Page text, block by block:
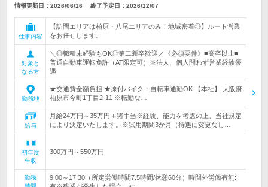
情報更新日：2026/06/16 終了予定日： 2026/12/07
仕事内容
【訪問エリアは柏原・八尾エリアのみ！地域密着◎】ルート営業
をお任せします。
対象と
なる方
＼◎職種未経験もOK◎第二新卒歓迎／《必須要件》■高卒以上■
普通自動車運転免許（AT限定可）※法人、個人問わず営業経験優
遇
勤務地
★交通費全額負担 ★原付バイク・自転車通勤OK 【本社】 大阪府
柏原市今町1丁目2-11 ※転勤な…
給与
月給24万円～35万円＋諸手当※経験、能力を考慮の上、当社規定
により決定いたします。※試用期間3か月（待遇に変更なし…
初年度
年収
300万円～550万円
勤務
9:00～17:30（所定労働時間7.5時間/休憩60分）時間外労働有無: